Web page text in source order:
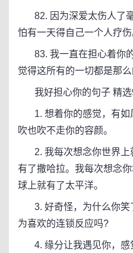
82. 因为深爱太伤人了
怕有一天得自己一个人疗伤
83. 我一直在担心着你
觉得这所有的一切都是那么
我好担心你的句子 精选
1. 想着你的感觉，有如
吹也吹不走你的容颜。
2. 我每次想念你世界上
有了撒哈拉。我每次想念
球上就有了太平洋。
3. 好奇怪，为什么你笑
为喜欢的连锁反应吗?
4. 缘分让我遇见你，感